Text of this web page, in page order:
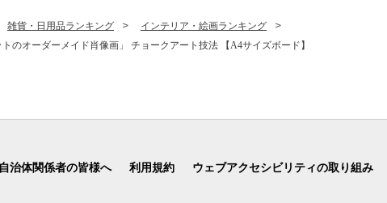
雑貨・日用品ランキング
インテリア・絵画ランキング
のオーダーメイド肖像画」 チョークアート技法 【A4サイズボード】
自治体関係者の皆様へ 利用規約 ウェブアクセシビリティの取り組み